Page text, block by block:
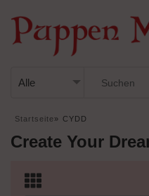
Startseite » CYDD
Create Your